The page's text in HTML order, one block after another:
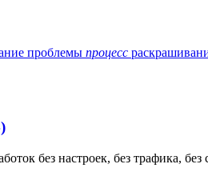
проблемы процесс
без настроек, без трафика,